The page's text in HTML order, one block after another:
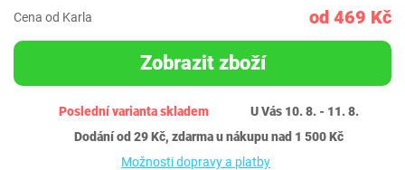
Cena od Karla od 469 Kč
Zobrazit zboží
Poslední varianta skladem
U Vás 10. 8. - 11. 8.
Dodání od 29 Kč, zdarma u nákupu nad 1 500 Kč
Možnosti dopravy a platby